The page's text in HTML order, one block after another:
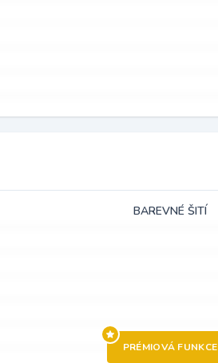
BAREVNÉ ŠITÍ
PRÉMIOVÁ FUNKCE